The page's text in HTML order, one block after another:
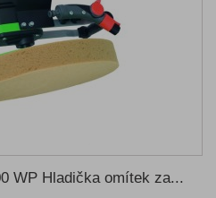
WP Hladička omítek za...